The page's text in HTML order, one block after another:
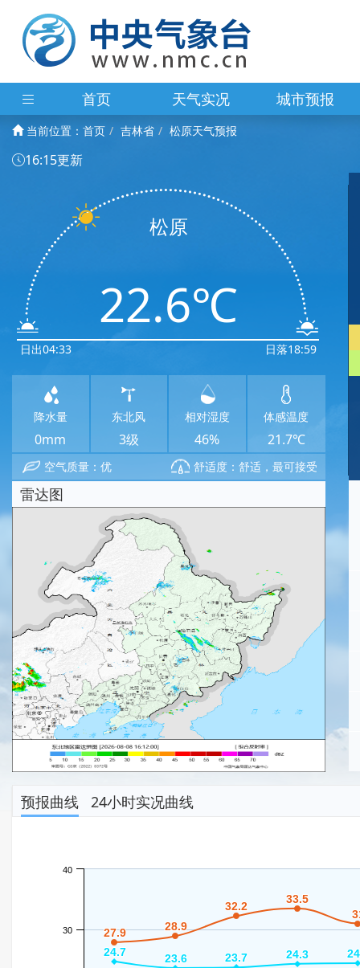
首页 天气实况 城市预报
当前位置： 首页 吉林省 松原天气预报
16:15更新
日出04:33
松原
22.6℃
日落18:59
降水量
0mm
东北风
3级
相对湿度
46%
体感温度
21.7℃
空气质量：优 舒适度：舒适，最可接受
雷达图
预报曲线 24小时实况曲线
27.9
27.9 28.9
28.9
32.2
32.2
33.5
33.5
24.7
24.7 23.6
23.6 23.7
23.7 24.3
24.3
30
40